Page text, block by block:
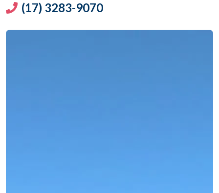
(17) 3283-9070